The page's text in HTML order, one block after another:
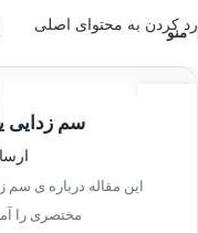
رد کردن به محتوای اصلی
منو
سم زدایی
این مقاله درباره ی سم
مختصری را